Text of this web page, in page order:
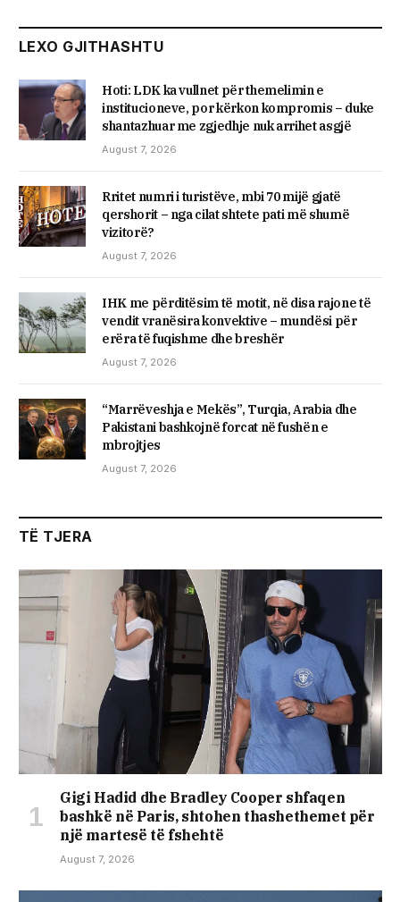
LEXO GJITHASHTU
Hoti: LDK ka vullnet për themelimin e
institucioneve, por kërkon kompromis – duke
shantazhuar me zgjedhje nuk arrihet asgjë
August 7, 2026
Rritet numri i turistëve, mbi 70 mijë gjatë
qershorit – nga cilat shtete pati më shumë
vizitorë?
August 7, 2026
IHK me përditësim të motit, në disa rajone të
vendit vranësira konvektive – mundësi për
erëra të fuqishme dhe breshër
August 7, 2026
“Marrëveshja e Mekës”, Turqia, Arabia dhe
Pakistani bashkojnë forcat në fushën e
mbrojtjes
August 7, 2026
TË TJERA
Gigi Hadid dhe Bradley Cooper shfaqen
bashkë në Paris, shtohen thashethemet për
një martesë të fshehtë
August 7, 2026